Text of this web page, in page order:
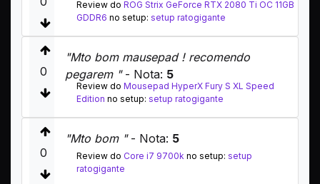
Review do ROG Strix GeForce RTX 2080 Ti OC 11GB
GDDR6 no setup: setup ratogigante
0
"Mto bom mausepad ! recomendo
pegarem "- Nota: 5
Review do Mousepad HyperX Fury S XL Speed
Edition no setup: setup ratogigante
0
"Mto bom "- Nota: 5
Review do Core i7 9700k no setup: setup
ratogigante